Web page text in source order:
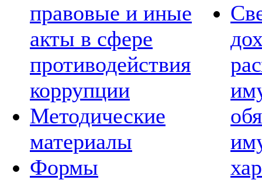
правовые и иные
акты в сфере
противодействия
коррупции
Методические
материалы
Формы